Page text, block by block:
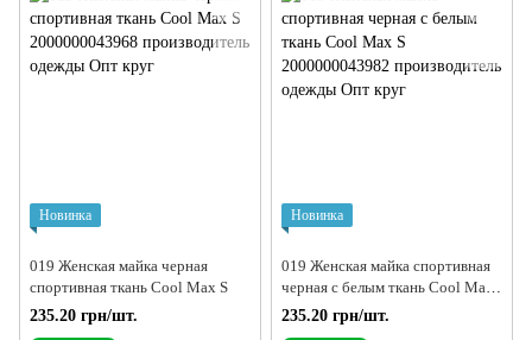
Новинка
019 Женская майка черная
спортивная ткань Cool Max S
235.20 грн/шт.
Новинка
019 Женская майка спортивная
черная с белым ткань Cool Max
S
235.20 грн/шт.